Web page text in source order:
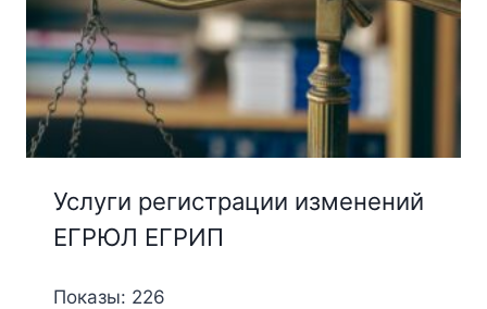
Услуги регистрации изменений
ЕГРЮЛ ЕГРИП
Показы: 226